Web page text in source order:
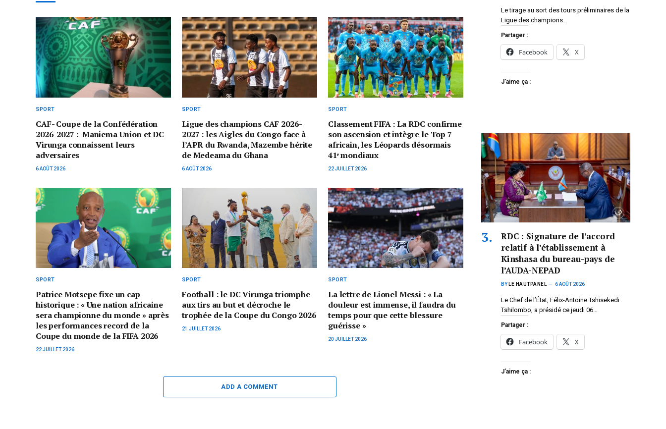
SPORT
CAF- Coupe de la Confédération
2026-2027 : Maniema Union et DC
Virunga connaissent leurs
adversaires
6 AOÛT 2026
SPORT
Ligue des champions CAF 2026-
2027 : les Aigles du Congo face à
l’APR du Rwanda, Mazembe hérite
de Medeama du Ghana
6 AOÛT 2026
SPORT
Classement FIFA : La RDC confirme
son ascension et intègre le Top 7
africain, les Léopards désormais
41ᵉ mondiaux
22 JUILLET 2026
SPORT
Patrice Motsepe fixe un cap
historique : « Une nation africaine
sera championne du monde » après
les performances record de la
Coupe du monde de la FIFA 2026
22 JUILLET 2026
SPORT
Football : le DC Virunga triomphe
aux tirs au but et décroche le
trophée de la Coupe du Congo 2026
21 JUILLET 2026
SPORT
La lettre de Lionel Messi : « La
douleur est immense, il faudra du
temps pour que cette blessure
guérisse »
20 JUILLET 2026
ADD A COMMENT
Le tirage au sort des tours préliminaires de la
Ligue des champions…
Partager :
Facebook X
J’aime ça :
RDC : Signature de l’accord
relatif à l’établissement à
Kinshasa du bureau-pays de
l’AUDA-NEPAD
BY LE HAUTPANEL 6 AOÛT 2026
Le Chef de l’État, Félix-Antoine Tshisekedi
Tshilombo, a présidé ce jeudi 06…
Partager :
Facebook X
J’aime ça :